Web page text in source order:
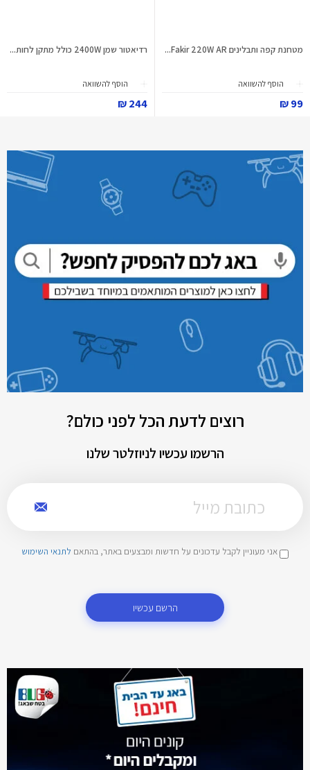
מטחנת קפה ותבלינים Fakir 220W AR...
הוסף להשוואה
99 ₪
רדיאטור שמן 2400W כולל מתקן לחות...
הוסף להשוואה
244 ₪
רוצים לדעת הכל לפני כולם?
הרשמו עכשיו לניוזלטר שלנו
אני מעוניין לקבל עדכונים על חדשות ומבצעים באתר, בהתאם לתנאי השימוש
הרשם עכשיו